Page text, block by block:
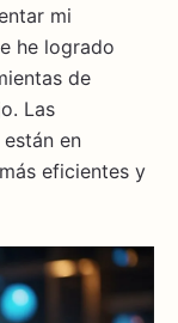
mi
he logrado
de
Las
están en
eficientes y